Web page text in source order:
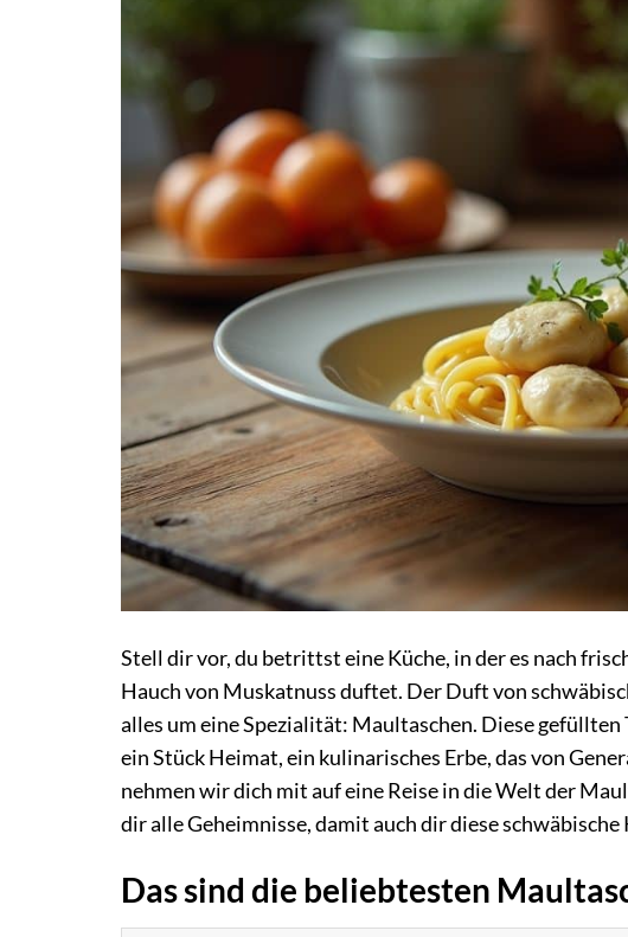
Stell dir vor, du betrittst eine Küche, in der es nach
Hauch von Muskatnuss duftet. Der Duft von
alles um eine Spezialität: Maultaschen. Diese
ein Stück Heimat, ein kulinarisches Erbe, das von
nehmen wir dich mit auf eine Reise in die Welt der
dir alle Geheimnisse, damit auch dir diese
Das sind die beliebtesten